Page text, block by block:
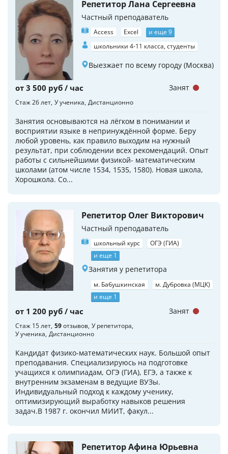
Репетитор Лана Сергеевна
Частный преподаватель
Access Excel
и еще 9
школьники 4-11 класса, студенты
Выезжает по всему городу (Москва)
от 3 500 руб / час
Стаж 26 лет У ученика Дистанционно
Занятия основываются на лёгком в понимании и
восприятии языке в непринуждённой форме. Беру
любой уровень, как правило выходим на нужный
результат, при соблюдении всех рекомендаций. Опыт
работы с сильнейшими физикой- математическим
школами (атом числе 1534, 1535, 1580). Новая школа,
Хорошкола. Со...
Занят
Репетитор Олег Викторович
Частный преподаватель
школьный курс
ОГЭ (ГИА)
и еще 1
Занятия у репетитора
м. Бабушкинская
м. Дубровка (МЦК)
и еще 1
от 1 200 руб / час
Стаж 15 лет 59отзывов У репетитора
У ученика Дистанционно
Кандидат физико-математических наук. Большой опыт
преподавания. Специализируюсь на подготовке
учащихся к олимпиадам, ОГЭ (ГИА), ЕГЭ, а также к
внутренним экзаменам в ведущие ВУЗы.
Индивидуальный подход к каждому ученику,
оптимизирующий выработку навыков решения
задач.В 1987 г. окончил МИИТ, факул...
Занят
Репетитор Афина Юрьевна